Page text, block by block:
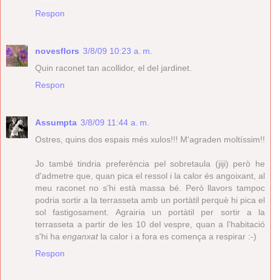
Respon
novesflors 3/8/09 10:23 a. m.
Quin raconet tan acollidor, el del jardinet.
Respon
Assumpta 3/8/09 11:44 a. m.
Ostres, quins dos espais més xulos!!! M'agraden moltíssim!!
Jo també tindria preferència pel sobretaula (jiji) però he
d'admetre que, quan pica el ressol i la calor és angoixant, al
meu raconet no s'hi està massa bé. Però llavors tampoc
podria sortir a la terrasseta amb un portàtil perquè hi pica el
sol fastigosament. Agrairia un portàtil per sortir a la
terrasseta a partir de les 10 del vespre, quan a l'habitació
s'hi ha enganxatla calor i a fora es comença a respirar :-)
Respon